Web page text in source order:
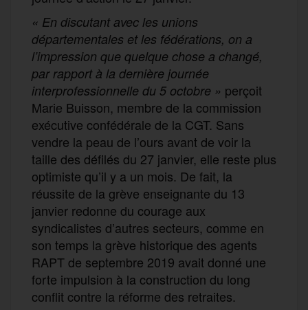
« En discutant avec les unions
départementales et les fédérations, on a
l’impression que quelque chose a changé,
par rapport à la dernière journée
interprofessionnelle du 5 octobre » perçoit
Marie Buisson, membre de la commission
exécutive confédérale de la CGT. Sans
vendre la peau de l’ours avant de voir la
taille des défilés du 27 janvier, elle reste plus
optimiste qu’il y a un mois. De fait, la
réussite de la grève enseignante du 13
janvier redonne du courage aux
syndicalistes d’autres secteurs, comme en
son temps la grève historique des agents
RAPT de septembre 2019 avait donné une
forte impulsion à la construction du long
conflit contre la réforme des retraites.